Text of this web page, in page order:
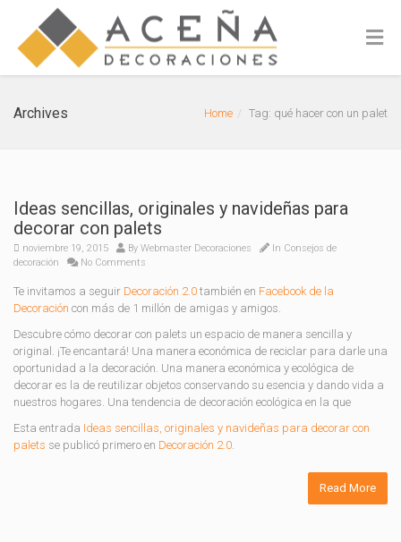
Archives Home Tag: qué hacer con un palet
Ideas sencillas, originales y navideñas para
decorar con palets
noviembre 19, 2015 By Webmaster Decoraciones In Consejos de
decoración
No Comments
Te invitamos a seguir Decoración 2.0 también en Facebook de la
Decoración con más de 1 millón de amigas y amigos.
Descubre cómo decorar con palets un espacio de manera sencilla y
original. ¡Te encantará! Una manera económica de reciclar para darle una
oportunidad a la decoración. Una manera económica y ecológica de
decorar es la de reutilizar objetos conservando su esencia y dando vida a
nuestros hogares. Una tendencia de decoración ecológica en la que
Esta entrada Ideas sencillas, originales y navideñas para decorar con
palets se publicó primero en Decoración 2.0.
Read More